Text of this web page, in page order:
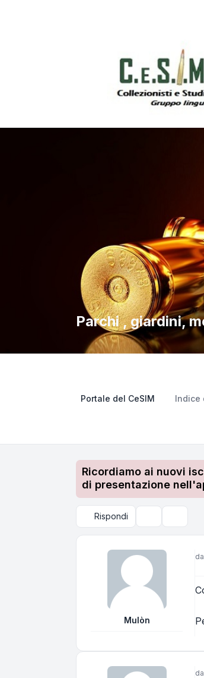
Parchi , giardini,
Portale del CeSIM Indice
Ricordiamo ai nuovi
di presentazione
Rispondi
Mulòn
da
da